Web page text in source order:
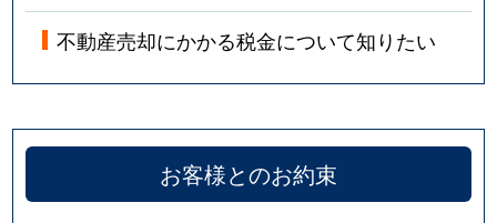
不動産売却にかかる税金について知りたい
お客様とのお約束